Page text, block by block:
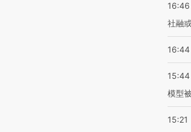
16:46
社融
16:44
15:44
模型
15:21